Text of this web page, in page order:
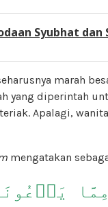
Syubhat dan
marah
yang diperintah
Apalagi,
mengatakan